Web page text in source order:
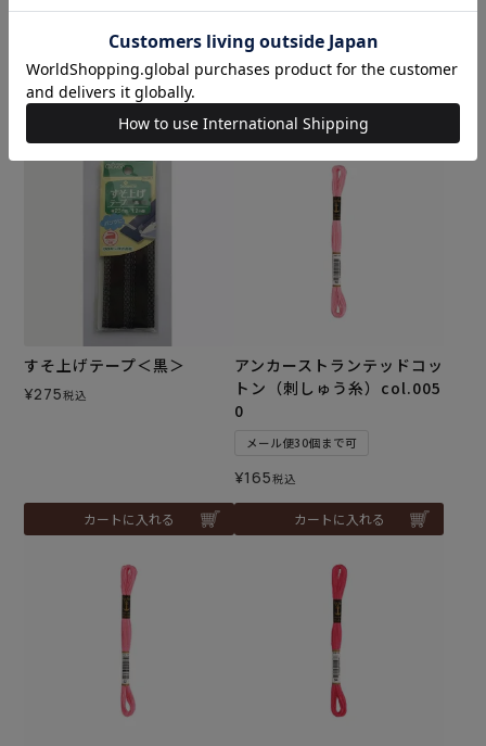
カートに入れる
トン（刺しゅう糸） col.49
メール便30個まで可
¥165 税込
カートに入れる
すそ上げテープ＜黒＞
¥275税込
カートに入れる
アンカーストランテッドコッ
トン（刺しゅう糸）col.005
0
メール便30個まで可
¥165税込
カートに入れる